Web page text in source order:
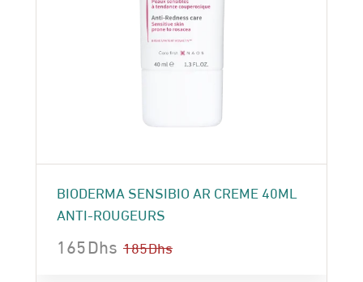
BIODERMA SENSIBIO AR CREME 40ML
ANTI-ROUGEURS
185Dhs
165Dhs